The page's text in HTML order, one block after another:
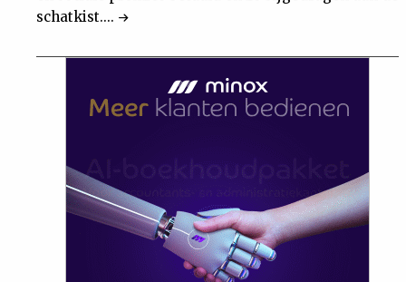
schatkist....